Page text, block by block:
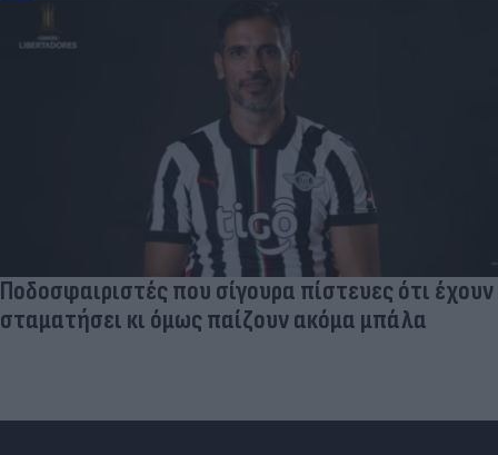
Νέο κύμα καύσωνα σαρώνει την Ευρώπη:
Θερμοκρασίες - ρεκόρ & έκτακτα μέτρα σε πολλές